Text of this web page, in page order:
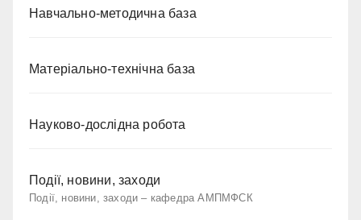
Навчально-методична база
Матеріально-технічна база
Науково-дослідна робота
Події, новини, заходи
Події, новини, заходи – кафедра АМПМФСК